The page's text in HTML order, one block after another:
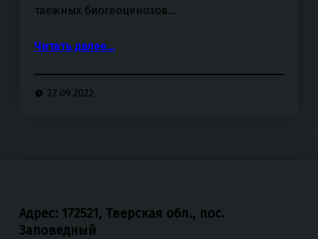
таежных биогеоценозов…
Читать далее…
27.09.2022
Адрес: 172521, Тверская обл., пос.
Заповедный